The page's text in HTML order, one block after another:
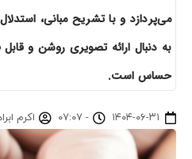
می‌پردازد و با تشریح مبانی،
به دنبال ارائه تصویری روشن و قابل
حساس است.
۱۴۰۴-۰۶-۳۱ - ۰۷:۰۷ اکرم